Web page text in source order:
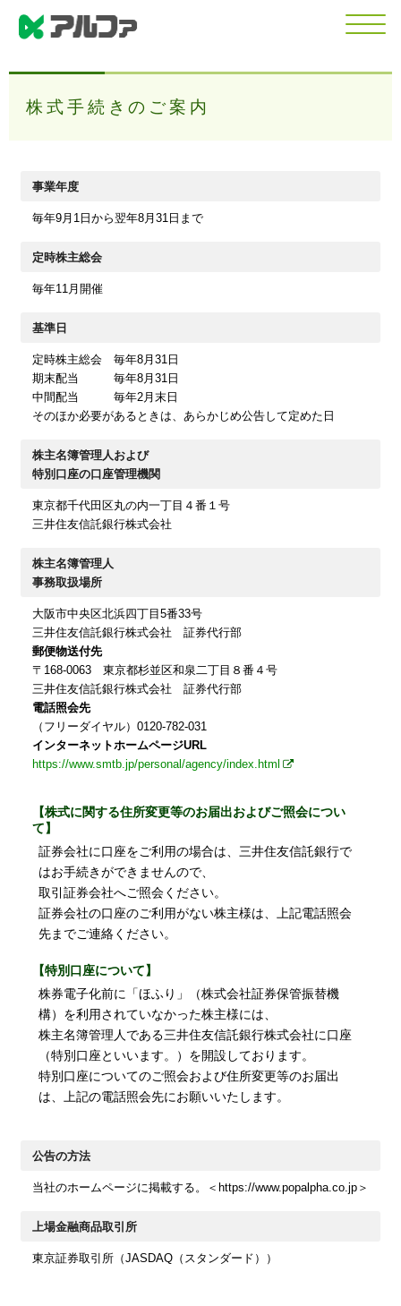
株式手続きのご案内
事業年度
毎年9月1日から翌年8月31日まで
定時株主総会
毎年11月開催
基準日
定時株主総会 毎年8月31日
期末配当 毎年8月31日
中間配当 毎年2月末日
そのほか必要があるときは、あらかじめ公告して定めた日
株主名簿管理人および
特別口座の口座管理機関
東京都千代田区丸の内一丁目４番１号
三井住友信託銀行株式会社
株主名簿管理人
事務取扱場所
大阪市中央区北浜四丁目5番33号
三井住友信託銀行株式会社 証券代行部
郵便物送付先
〒168-0063 東京都杉並区和泉二丁目８番４号
三井住友信託銀行株式会社 証券代行部
電話照会先
（フリーダイヤル）0120-782-031
インターネットホームページURL
https://www.smtb.jp/personal/agency/index.html
【株式に関する住所変更等のお届出およびご照会につい
て】
証券会社に口座をご利用の場合は、三井住友信託銀行で
はお手続きができませんので、
取引証券会社へご照会ください。
証券会社の口座のご利用がない株主様は、上記電話照会
先までご連絡ください。
【特別口座について】
株券電子化前に「ほふり」（株式会社証券保管振替機
構）を利用されていなかった株主様には、
株主名簿管理人である三井住友信託銀行株式会社に口座
（特別口座といいます。）を開設しております。
特別口座についてのご照会および住所変更等のお届出
は、上記の電話照会先にお願いいたします。
公告の方法
当社のホームページに掲載する。 ＜https://www.popalpha.co.jp＞
上場金融商品取引所
東京証券取引所（JASDAQ（スタンダード））